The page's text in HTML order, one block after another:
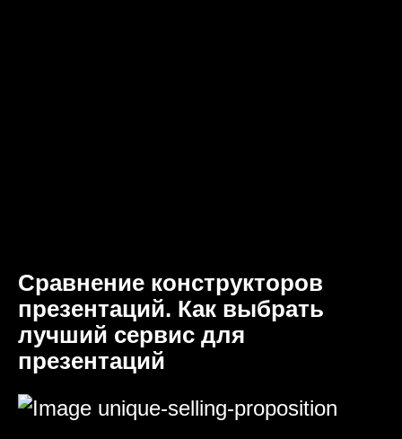
Сравнение конструкторов
презентаций. Как выбрать
лучший сервис для
презентаций